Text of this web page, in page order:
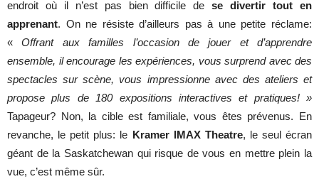
endroit où il n’est pas bien difficile dese divertir tout en
apprenant. On ne résiste d’ailleurs pas à une petite réclame:
«Offrant aux familles l’occasion de jouer et d’apprendre
ensemble, il encourage les expériences, vous surprend avec des
spectacles sur scène, vous impressionne avec des ateliers et
propose plus de 180 expositions interactives et pratiques! »
Tapageur? Non, la cible est familiale, vous êtes prévenus. En
revanche, le petit plus: le Kramer IMAX Theatre, le seul écran
géant de la Saskatchewan qui risque de vous en mettre plein la
vue, c’est même sûr.